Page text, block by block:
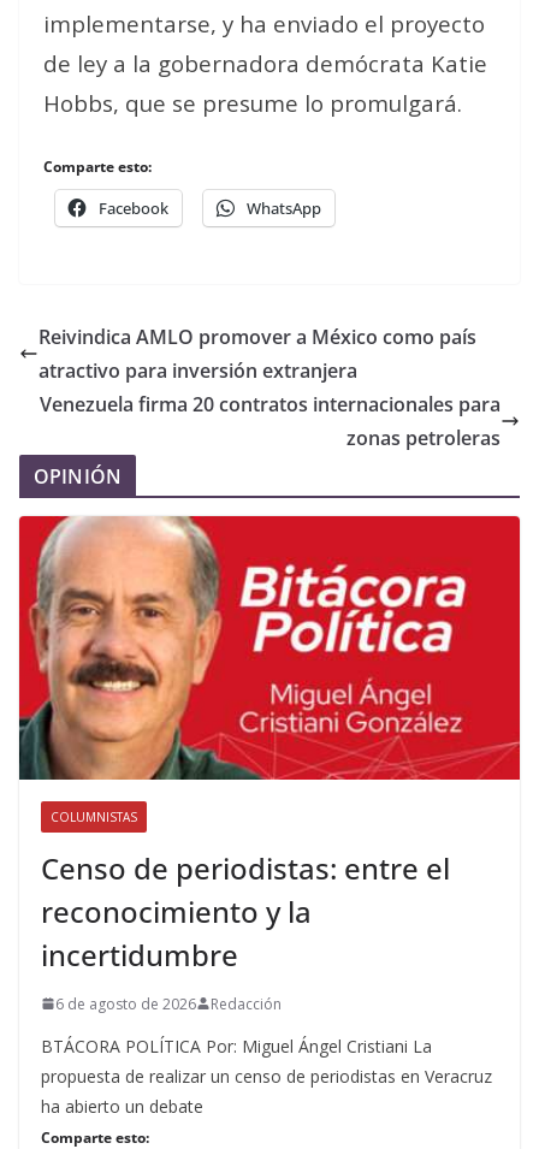
implementarse, y ha enviado el proyecto
de ley a la gobernadora demócrata Katie
Hobbs, que se presume lo promulgará.
Comparte esto:
Facebook WhatsApp
Reivindica AMLO promover a México como país
atractivo para inversión extranjera
Venezuela firma 20 contratos internacionales para
zonas petroleras
OPINIÓN
COLUMNISTAS
Censo de periodistas: entre el
reconocimiento y la
incertidumbre
6 de agosto de 2026 Redacción
BTÁCORA POLÍTICA Por: Miguel Ángel Cristiani La
propuesta de realizar un censo de periodistas en Veracruz
ha abierto un debate
Comparte esto: